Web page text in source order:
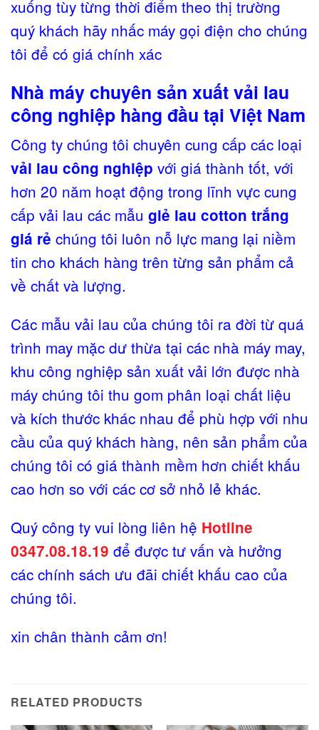
xuống tùy từng thời điểm theo thị trường
quý khách hãy nhấc máy gọi điện cho chúng
tôi để có giá chính xác
Nhà máy chuyên sản xuất vải lau
công nghiệp hàng đầu tại Việt Nam
Công ty chúng tôi chuyên cung cấp các loại
vải lau công nghiệp với giá thành tốt, với
hơn 20 năm hoạt động trong lĩnh vực cung
cấp vải lau các mẫu giẻ lau cotton trắng
giá rẻ chúng tôi luôn nỗ lực mang lại niềm
tin cho khách hàng trên từng sản phẩm cả
về chất và lượng.
Các mẫu vải lau của chúng tôi ra đời từ quá
trình may mặc dư thừa tại các nhà máy may,
khu công nghiệp sản xuất vải lớn được nhà
máy chúng tôi thu gom phân loại chất liệu
và kích thước khác nhau để phù hợp với nhu
cầu của quý khách hàng, nên sản phẩm của
chúng tôi có giá thành mềm hơn chiết khấu
cao hơn so với các cơ sở nhỏ lẻ khác.
Quý công ty vui lòng liên hệ Hotline
0347.08.18.19 để được tư vấn và hưởng
các chính sách ưu đãi chiết khấu cao của
chúng tôi.
xin chân thành cảm ơn!
RELATED PRODUCTS